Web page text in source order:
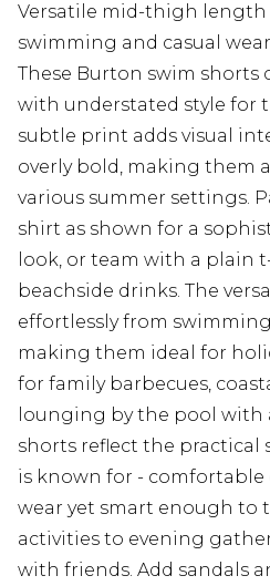
Versatile mid-thigh length
swimming and casual wear
These Burton swim
with understated style for
subtle print adds visual
overly bold, making them
various summer settings.
shirt as shown for a
look, or team with a plain
beachside drinks. The
effortlessly from
making them ideal for
for family barbecues,
lounging by the pool with
shorts reflect the
is known for -
wear yet smart enough to
activities to evening
with friends. Add sandals